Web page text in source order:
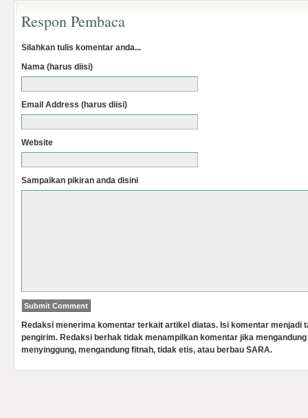
Respon Pembaca
Silahkan tulis komentar anda...
Nama (harus diisi)
Email Address (harus diisi)
Website
Sampaikan pikiran anda disini
Redaksi menerima komentar terkait artikel diatas. Isi komentar menjadi
pengirim. Redaksi berhak tidak menampilkan komentar jika
menyinggung, mengandung fitnah, tidak etis, atau berbau SARA.